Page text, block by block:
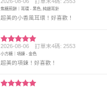
評分5 滿
分 5
焦糖煎餅｜耳環 - 黑色, 純銀耳針
超美的小香風耳環！好喜歡！
評分5滿
分 5
2026-08-06 訂單末4碼: 2553
小方糖｜項鍊 - 金色
超美的項鍊！好喜歡！